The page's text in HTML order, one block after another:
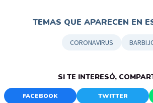
TEMAS QUE APARECEN EN
CORONAVIRUS
SI TE INTERESÓ,
FACEBOOK TWITTER